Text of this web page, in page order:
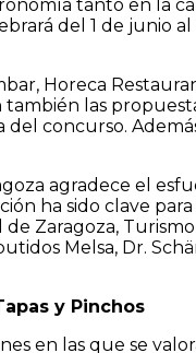
tanto en la
del 1 de
Horeca
las
concurso.
agradece el
ha sido clave
Zaragoza,
Melsa, Dr.
y Pinchos
en las que se